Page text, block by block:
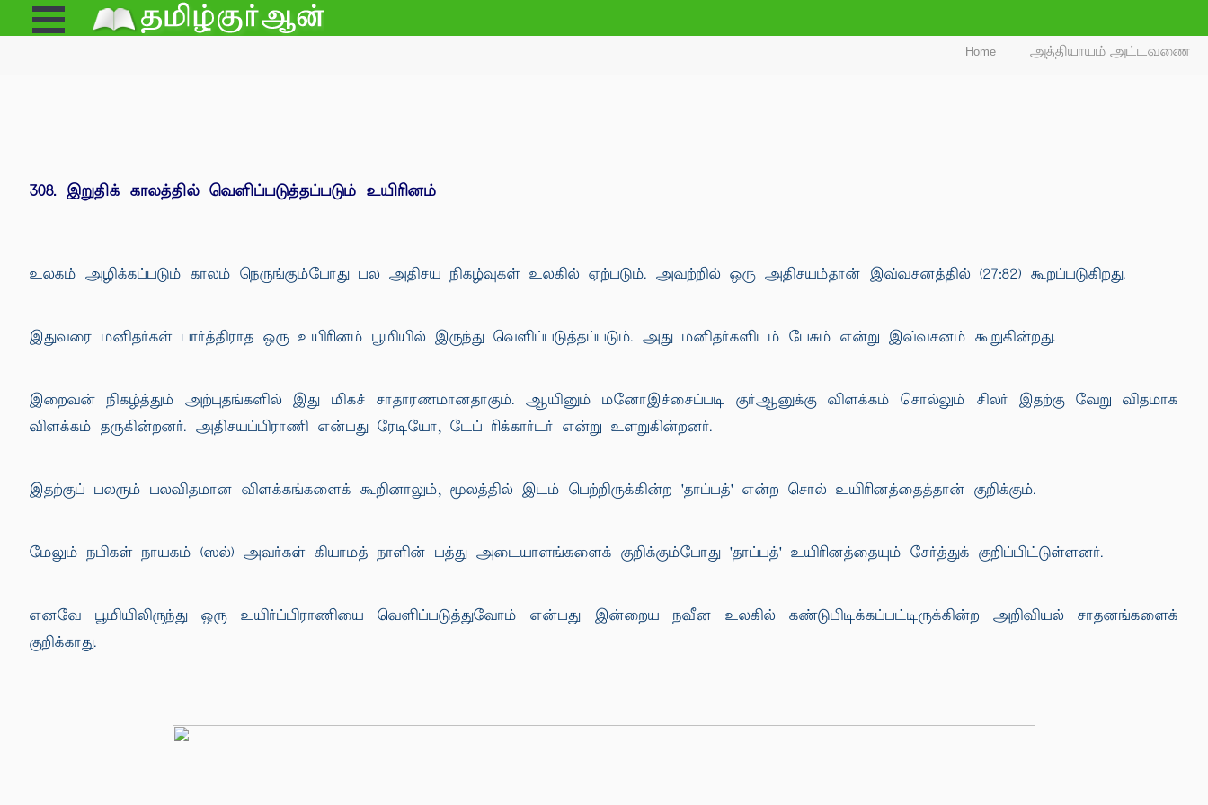
Open
Menu
Home அத்தியாயம் அட்டவணை
308. இறுதிக் காலத்தில் வெளிப்படுத்தப்படும் உயிரினம்
உலகம் அழிக்கப்படும் காலம் நெருங்கும்போது பல அதிசய நிகழ்வுகள் உலகில் ஏற்படும். அவற்றில் ஒரு அதிசயம்தான் இவ்வசனத்தில் (27:82) கூறப்படுகிறது.
இதுவரை மனிதர்கள் பார்த்திராத ஒரு உயிரினம் பூமியில் இருந்து வெளிப்படுத்தப்படும். அது மனிதர்களிடம் பேசும் என்று இவ்வசனம் கூறுகின்றது.
இறைவன் நிகழ்த்தும் அற்புதங்களில் இது மிகச் சாதாரணமானதாகும். ஆயினும் மனோஇச்சைப்படி குர்ஆனுக்கு விளக்கம் சொல்லும் சிலர் இதற்கு வேறு விதமாக
விளக்கம் தருகின்றனர். அதிசயப்பிராணி என்பது ரேடியோ, டேப் ரிக்கார்டர் என்று உளறுகின்றனர்.
இதற்குப் பலரும் பலவிதமான விளக்கங்களைக் கூறினாலும், மூலத்தில் இடம் பெற்றிருக்கின்ற 'தாப்பத்' என்ற சொல் உயிரினத்தைத்தான் குறிக்கும்.
மேலும் நபிகள் நாயகம் (ஸல்) அவர்கள் கியாமத் நாளின் பத்து அடையாளங்களைக் குறிக்கும்போது 'தாப்பத்' உயிரினத்தையும் சேர்த்துக் குறிப்பிட்டுள்ளனர்.
எனவே பூமியிலிருந்து ஒரு உயிர்ப்பிராணியை வெளிப்படுத்துவோம் என்பது இன்றைய நவீன உலகில் கண்டுபிடிக்கப்பட்டிருக்கின்ற அறிவியல் சாதனங்களைக்
குறிக்காது.